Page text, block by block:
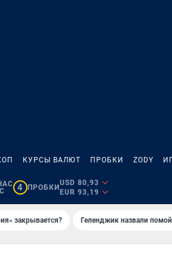
КУРСЫ ВАЛЮТ ПРОБКИ ZODY
4 ПРОБКИ
USD 80,93
EUR 93,19
закрывается? Геленджик назвали